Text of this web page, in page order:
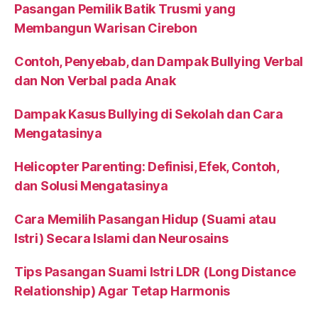
Pasangan Pemilik Batik Trusmi yang
Membangun Warisan Cirebon
Contoh, Penyebab, dan Dampak Bullying Verbal
dan Non Verbal pada Anak
Dampak Kasus Bullying di Sekolah dan Cara
Mengatasinya
Helicopter Parenting: Definisi, Efek, Contoh,
dan Solusi Mengatasinya
Cara Memilih Pasangan Hidup (Suami atau
Istri) Secara Islami dan Neurosains
Tips Pasangan Suami Istri LDR (Long Distance
Relationship) Agar Tetap Harmonis